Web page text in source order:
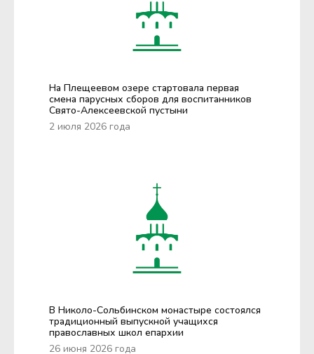
На Плещеевом озере стартовала первая
смена парусных сборов для воспитанников
Свято-Алексеевской пустыни
2 июля 2026 года
В Николо-Сольбинском монастыре состоялся
традиционный выпускной учащихся
православных школ епархии
26 июня 2026 года